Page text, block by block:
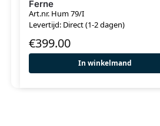
Ferne
Art.nr. Hum 79/I
Levertijd: Direct (1-2 dagen)
€399.00
In winkelmand